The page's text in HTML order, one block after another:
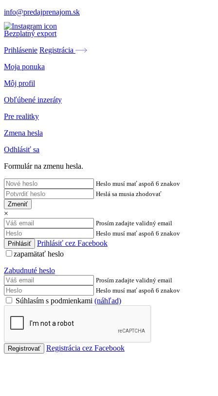
info@predajprenajom.sk
Bezplatný export
Prihlásenie Registrácia
Moja ponuka
Môj profil
Obľúbené inzeráty
Pre realitky
Zmena hesla
Odhlásiť sa
Formulár na zmenu hesla.
Heslo musí mať aspoň 6 znakov
Heslá sa musia zhodovať
Zmeniť
×
Prosím zadajte validný email
Heslo musí mať aspoň 6 znakov
Prihlásiť cez Facebook
zapamätať heslo
Zabudnuté heslo
Prosím zadajte validný email
Heslo musí mať aspoň 6 znakov
Súhlasím s podmienkami (náhľad)
Registrácia cez Facebook